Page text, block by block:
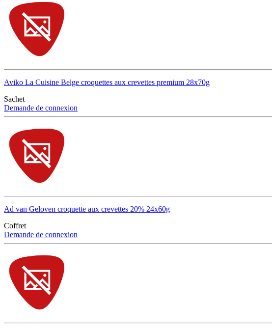
Aviko La Cuisine Belge croquettes aux crevettes premium 28x70g
Sachet
Demande de connexion
Ad van Geloven croquette aux crevettes 20% 24x60g
Coffret
Demande de connexion